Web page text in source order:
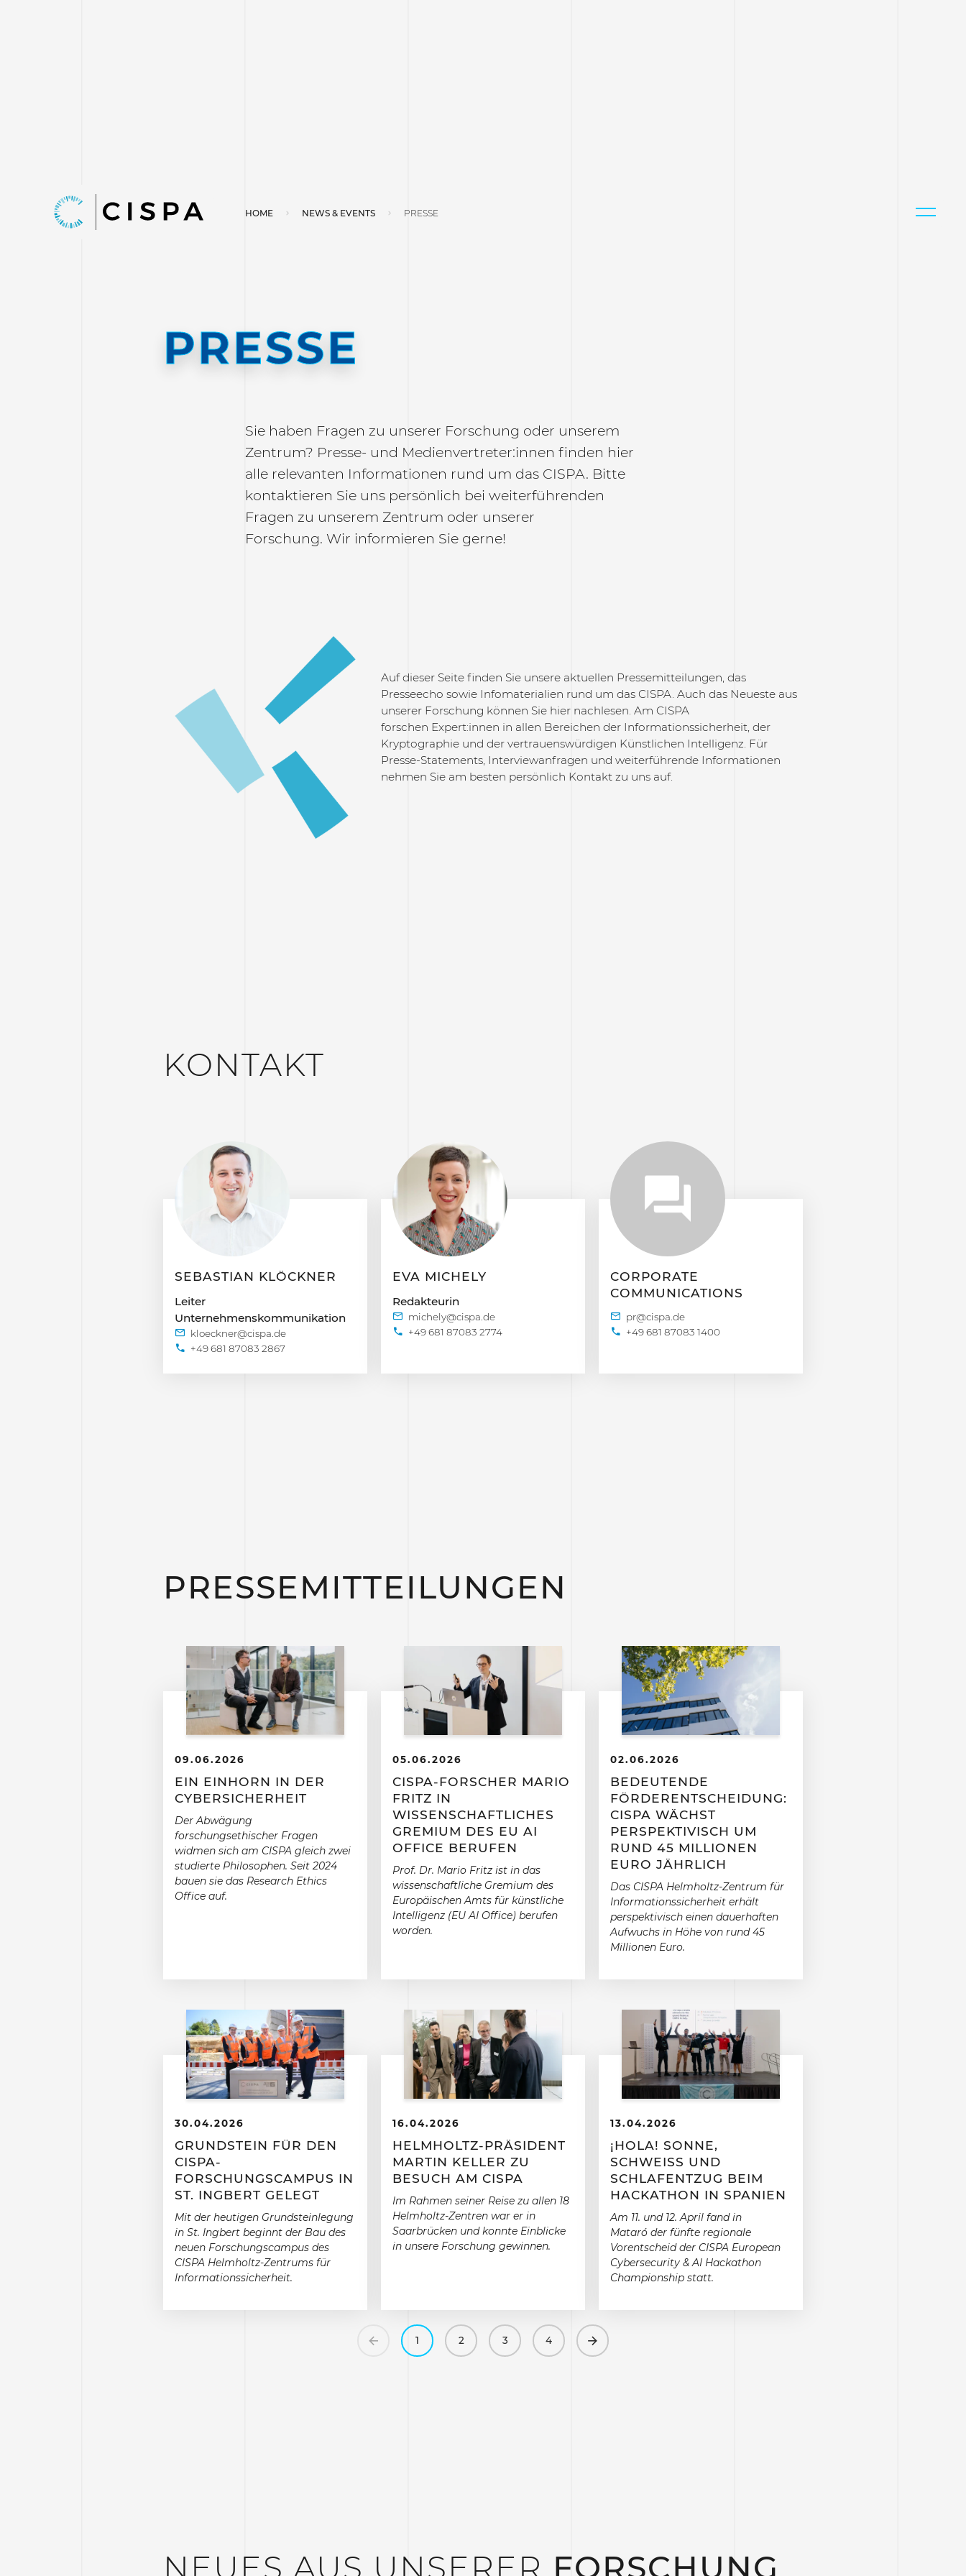
HOME NEWS & EVENTS PRESSE
PRESSE
Sie haben Fragen zu unserer Forschung oder unserem
Zentrum? Presse- und Medienvertreter:innen finden hier
alle relevanten Informationen rund um das CISPA. Bitte
kontaktieren Sie uns persönlich bei weiterführenden
Fragen zu unserem Zentrum oder unserer
Forschung. Wir informieren Sie gerne!
Auf dieser Seite finden Sie unsere aktuellen Pressemitteilungen, das
Presseecho sowie Infomaterialien rund um das CISPA. Auch das Neueste aus
unserer Forschung können Sie hier nachlesen. Am CISPA
forschen Expert:innen in allen Bereichen der Informationssicherheit, der
Kryptographie und der vertrauenswürdigen Künstlichen Intelligenz. Für
Presse-Statements, Interviewanfragen und weiterführende Informationen
nehmen Sie am besten persönlich Kontakt zu uns auf.
KONTAKT
SEBASTIAN KLÖCKNER
Leiter
Unternehmenskommunikation
+49 681 87083 2867
EVA MICHELY
Redakteurin
+49 681 87083 2774
CORPORATE
COMMUNICATIONS
+49 681 87083 1400
PRESSEMITTEILUNGEN
09.06.2026
EIN EINHORN IN DER
CYBERSICHERHEIT
Der Abwägung
forschungsethischer Fragen
widmen sich am CISPA gleich zwei
studierte Philosophen. Seit 2024
bauen sie das Research Ethics
Office auf.
05.06.2026
CISPA-FORSCHER MARIO
FRITZ IN
WISSENSCHAFTLICHES
GREMIUM DES EU AI
OFFICE BERUFEN
Prof. Dr. Mario Fritz ist in das
wissenschaftliche Gremium des
Europäischen Amts für künstliche
Intelligenz (EU AI Office) berufen
worden.
02.06.2026
BEDEUTENDE
FÖRDERENTSCHEIDUNG:
CISPA WÄCHST
PERSPEKTIVISCH UM
RUND 45 MILLIONEN
EURO JÄHRLICH
Das CISPA Helmholtz-Zentrum für
Informationssicherheit erhält
perspektivisch einen dauerhaften
Aufwuchs in Höhe von rund 45
Millionen Euro.
30.04.2026
GRUNDSTEIN FÜR DEN
CISPA-
FORSCHUNGSCAMPUS IN
ST. INGBERT GELEGT
Mit der heutigen Grundsteinlegung
in St. Ingbert beginnt der Bau des
neuen Forschungscampus des
CISPA Helmholtz-Zentrums für
Informationssicherheit.
16.04.2026
HELMHOLTZ-PRÄSIDENT
MARTIN KELLER ZU
BESUCH AM CISPA
Im Rahmen seiner Reise zu allen 18
Helmholtz-Zentren war er in
Saarbrücken und konnte Einblicke
in unsere Forschung gewinnen.
13.04.2026
¡HOLA! SONNE,
SCHWEISS UND S
CHLAFENTZUG BEIM H
ACKATHON IN SPANIEN
Am 11. und 12. April fand in
Mataró der fünfte regionale
Vorentscheid der CISPA European
Cybersecurity & AI Hackathon
Championship statt.
Previous
1 2 3 4 Next
NEUES AUS UNSERER FORSCHUNG